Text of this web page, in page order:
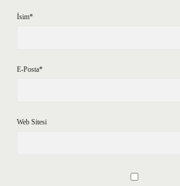
İsim*
E-Posta*
Web Sitesi